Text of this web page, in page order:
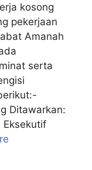
kosong
pekerjaan
Amanah
serta
Ditawarkan:
Eksekutif